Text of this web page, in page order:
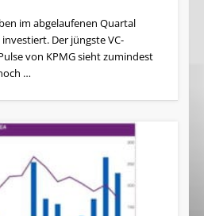
im abgelaufenen Quartal
Der jüngste VC-
von KPMG sieht zumindest
…